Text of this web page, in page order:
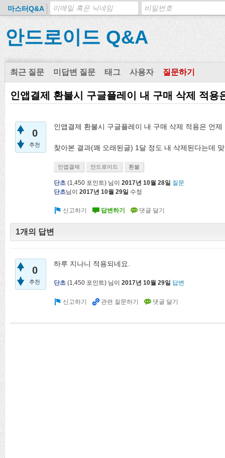
마스터Q&A
안드로이드 Q&A
최근 질문 미답변 질문 태그 사용자 질문하기
인앱결제 환불시 구글플레이 내 구매 삭제 적용
0
추천
인앱결제 환불시 구글플레이 내 구매 삭제 적용은 언제
찾아본 결과(꽤 오래된글) 1달 정도 내 삭제된다는데
인앱결제 안드로이드 환불
단초 (1,450 포인트) 님이 2017년 10월 28일 질문
단초님이 2017년 10월 29일 수정
1개의 답변
0
추천
하루 지나니 적용되네요.
단초 (1,450 포인트) 님이 2017년 10월 29일 답변